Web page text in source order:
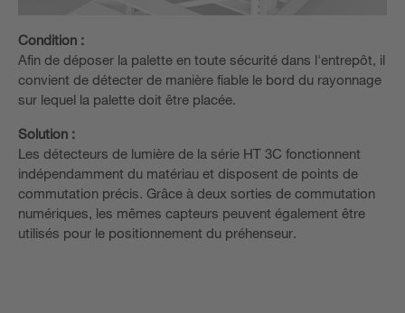
Condition :
Afin de déposer la palette en toute sécurité dans l'entrepôt, il
convient de détecter de manière fiable le bord du rayonnage
sur lequel la palette doit être placée.
Solution :
Les détecteurs de lumière de la série HT 3C fonctionnent
indépendamment du matériau et disposent de points de
commutation précis. Grâce à deux sorties de commutation
numériques, les mêmes capteurs peuvent également être
utilisés pour le positionnement du préhenseur.